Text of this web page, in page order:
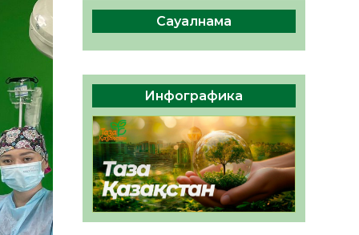
Руслан Рүстемұлы облыс
әкімінің кеңесшісі болып
тағайындалды
05.08.2026
43 0
Сауалнама
Инфографика